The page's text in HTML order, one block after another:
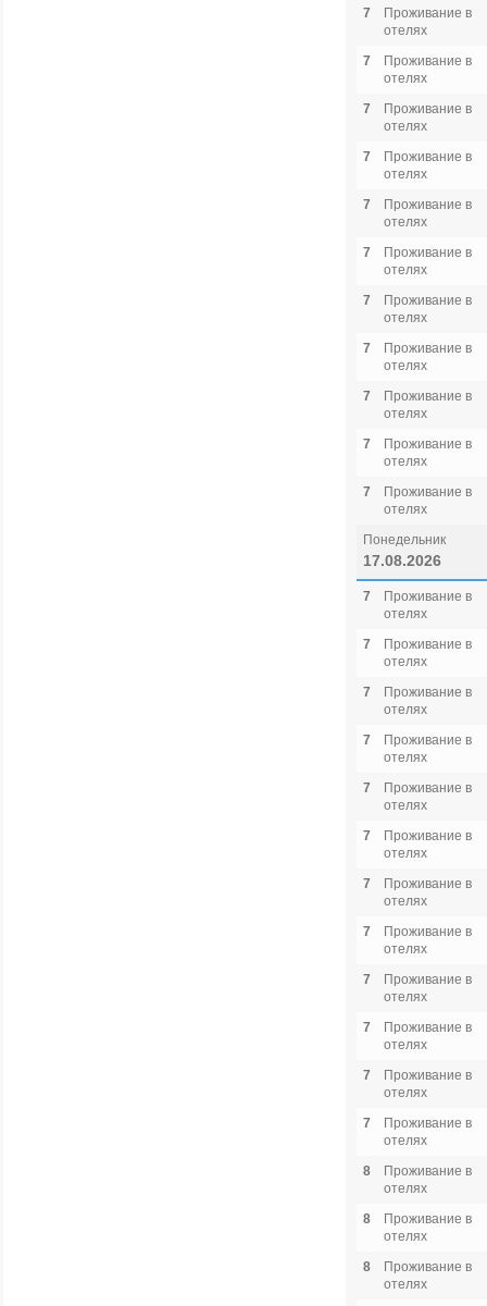
7
Проживание в
отелях
7
Проживание в
отелях
7
Проживание в
отелях
7
Проживание в
отелях
7
Проживание в
отелях
7
Проживание в
отелях
7
Проживание в
отелях
7
Проживание в
отелях
7
Проживание в
отелях
7
Проживание в
отелях
7
Проживание в
отелях
Понедельник
17.08.2026
7
Проживание в
отелях
7
Проживание в
отелях
7
Проживание в
отелях
7
Проживание в
отелях
7
Проживание в
отелях
7
Проживание в
отелях
7
Проживание в
отелях
7
Проживание в
отелях
7
Проживание в
отелях
7
Проживание в
отелях
7
Проживание в
отелях
7
Проживание в
отелях
8
Проживание в
отелях
8
Проживание в
отелях
8
Проживание в
отелях